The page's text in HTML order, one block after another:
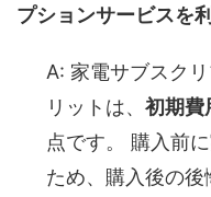
プションサービスを
A: 家電サブスク
リットは、 初期費
点です。 購入前
ため、購入後の